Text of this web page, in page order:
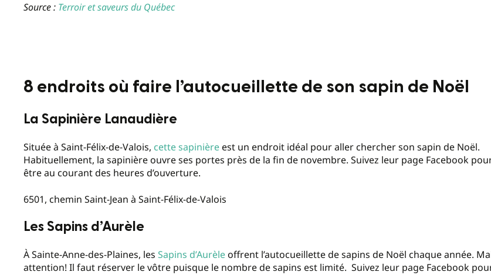
Source : Terroir et saveursdu Québec
8 endroits où faire l’autocueillette de son sapin de Noël
La Sapinière Lanaudière
Située à Saint-Félix-de-Valois, cette sapinière est un endroit idéal pour aller chercher son sapin de Noël.
Habituellement, la sapinière ouvre ses portes près de la fin de novembre. Suivez leur page Facebook
être au courant des heures d’ouverture.
6501, chemin Saint-Jean à Saint-Félix-de-Valois
Les Sapins d’Aurèle
À Sainte-Anne-des-Plaines, les Sapins d’Aurèleoffrent l’autocueillette de sapins de Noël chaque année.
attention! Il faut réserver le vôtre puisque le nombre de sapins est limité. Suivez leur page Facebook